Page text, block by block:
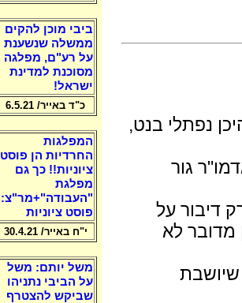
נפתלי בנט,
גור
דיבור על
מדובר לא
שיושבת
ביבי מוכן להקים
ממשלה שנשענת
על רע"ם, מפלגה
מסוכנת למדינת
ישראל!
כ"ד באייר/ 6.5.21
המפלגות
החרדיות הן פוסט
ציוניות!! כך גם
מפלגת
"העבודה"+מר"צ:
פוסט ציוניות
י"ח באייר/ 30.4.21
משל יותם: משל
על הביבי נתניהו
שביקש להצטרף